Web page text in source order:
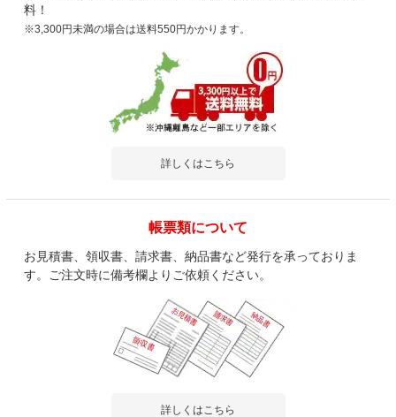
料！
※3,300円未満の場合は送料550円かかります。
詳しくはこちら
帳票類について
お見積書、領収書、請求書、納品書など発行を承っておりま
す。ご注文時に備考欄よりご依頼ください。
詳しくはこちら